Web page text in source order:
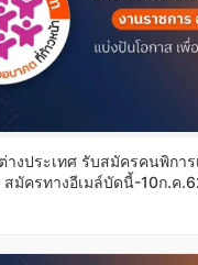
างประเทศ รับสมัครคนพิกา
มัครทางอีเมล์บัดนี้-10ก.ค